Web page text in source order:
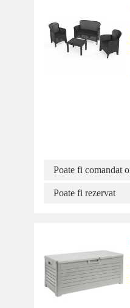
Poate fi comandat
Poate fi rezervat